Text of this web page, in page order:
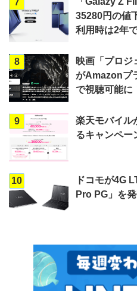
7
35280円の値
利用時は2年
8
映画「プロジ
がAmazonプ
で視聴可能に
9
楽天モバイル
るキャンペー
10
ドコモが4G
Pro PG」を発